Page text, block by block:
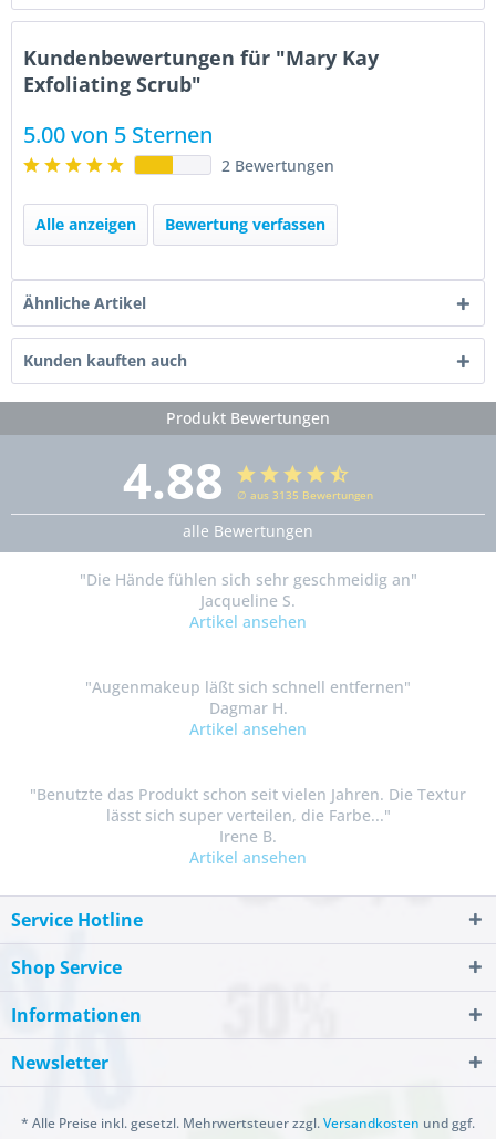
Kundenbewertungen für "Mary Kay
Exfoliating Scrub"
5.00 von 5 Sternen
2 Bewertungen
Alle anzeigen Bewertung verfassen
Ähnliche Artikel
Kunden kauften auch
Produkt Bewertungen
4.88 ∅ aus 3135 Bewertungen
alle Bewertungen
"Die Hände fühlen sich sehr geschmeidig an"
Jacqueline S.
Artikel ansehen
"Augenmakeup läßt sich schnell entfernen"
Dagmar H.
Artikel ansehen
"Benutzte das Produkt schon seit vielen Jahren. Die Textur
lässt sich super verteilen, die Farbe..."
Irene B.
Artikel ansehen
Service Hotline
Shop Service
Informationen
Newsletter
* Alle Preise inkl. gesetzl. Mehrwertsteuer zzgl.Versandkosten und ggf.